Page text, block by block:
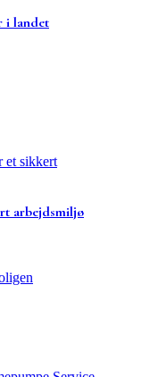
i landet
arbejdsmiljø